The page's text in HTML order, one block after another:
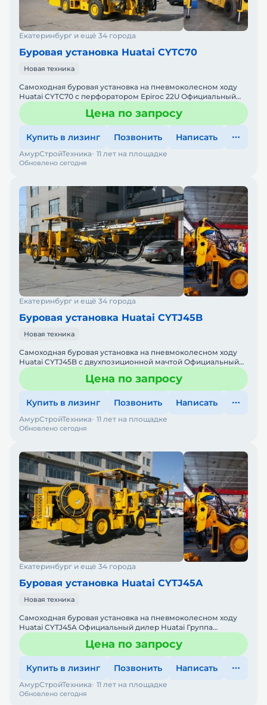
Екатеринбург и ещё 34 города
Буровая установка Huatai CYTC70
Новая техника
Самоходная буровая установка на пневмоколесном ходу
Huatai CYTC70 с перфоратором Epiroc 22U Официальный
дилер Huatai Группа компаний "АСТ" является официальны
Цена по запросу
Купить в лизинг Позвонить Написать
Обновлено сегодня
АмурСтройТехника 11 лет на площадке
Екатеринбург и ещё 34 города
Буровая установка Huatai CYTJ45B
Новая техника
Самоходная буровая установка на пневмоколесном ходу
Huatai CYTJ45B с двухпозиционной мачтой Официальный
дилер Huatai Группа компаний "АСТ" является официальны
Цена по запросу
Купить в лизинг Позвонить Написать
Обновлено сегодня
АмурСтройТехника 11 лет на площадке
Екатеринбург и ещё 34 города
Буровая установка Huatai CYTJ45A
Новая техника
Самоходная буровая установка на пневмоколесном ходу
Huatai CYTJ45A Официальный дилер Huatai Группа
компаний "АСТ" является официальным дилером
продукции HUATAЦена по запросу
Купить в лизинг Позвонить Написать
Обновлено сегодня
АмурСтройТехника 11 лет на площадке